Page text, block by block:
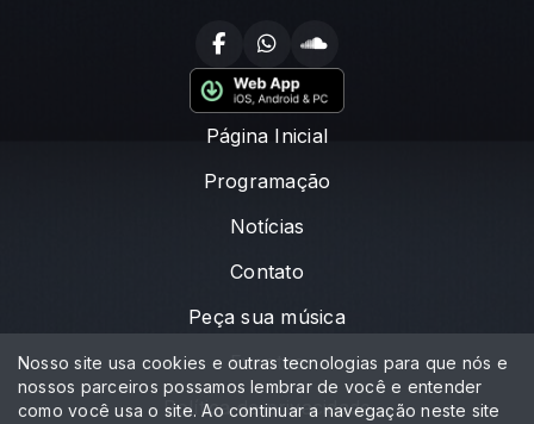
Página Inicial
Programação
Notícias
Contato
Peça sua música
Eventos
Política de privacidade
Nosso site usa cookies e outras tecnologias para que nós e
nossos parceiros possamos lembrar de você e entender
como você usa o site. Ao continuar a navegação neste site